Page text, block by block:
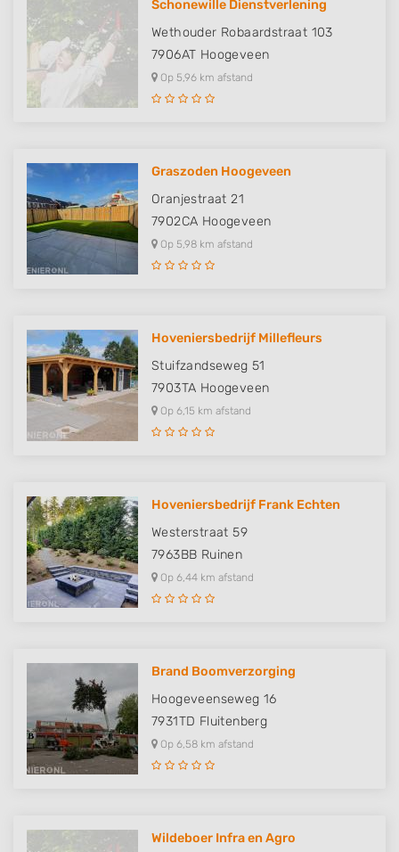
Schonewille Dienstverlening
Wethouder Robaardstraat 103
7906AT Hoogeveen
Op 5,96 km afstand
Graszoden Hoogeveen
Oranjestraat 21
7902CA Hoogeveen
Op 5,98 km afstand
Hoveniersbedrijf Millefleurs
Stuifzandseweg 51
7903TA Hoogeveen
Op 6,15 km afstand
Hoveniersbedrijf Frank Echten
Westerstraat 59
7963BB Ruinen
Op 6,44 km afstand
Brand Boomverzorging
Hoogeveenseweg 16
7931TD Fluitenberg
Op 6,58 km afstand
Wildeboer Infra en Agro